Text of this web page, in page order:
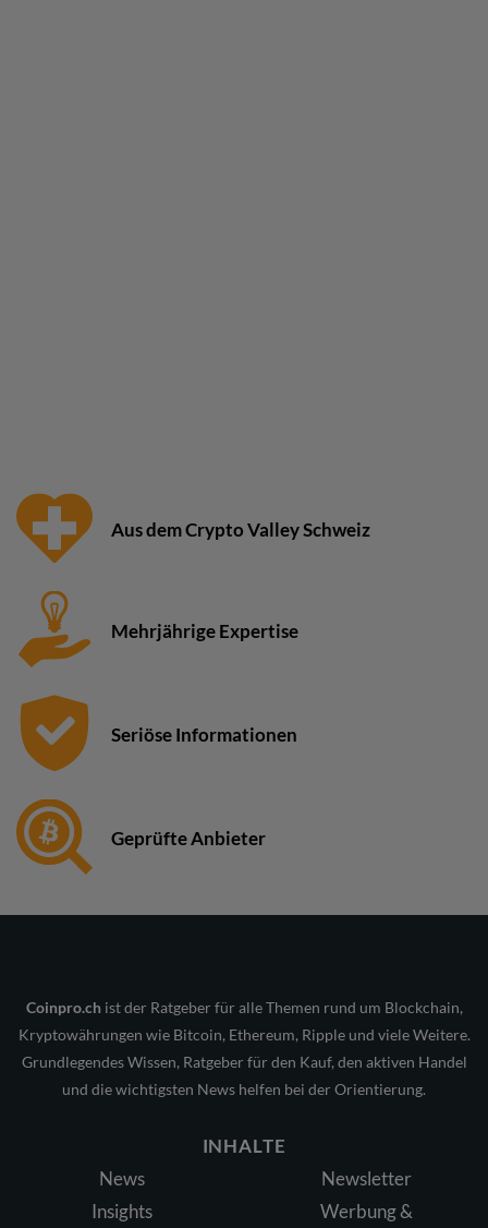
Aus dem Crypto Valley Schweiz
Mehrjährige Expertise
Seriöse Informationen
Geprüfte Anbieter
Coinpro.ch ist der Ratgeber für alle Themen rund um Blockchain,
Kryptowährungen wie Bitcoin, Ethereum, Ripple und viele Weitere.
Grundlegendes Wissen, Ratgeber für den Kauf, den aktiven Handel
und die wichtigsten News helfen bei der Orientierung.
INHALTE
News
Insights
Newsletter
Werbung &